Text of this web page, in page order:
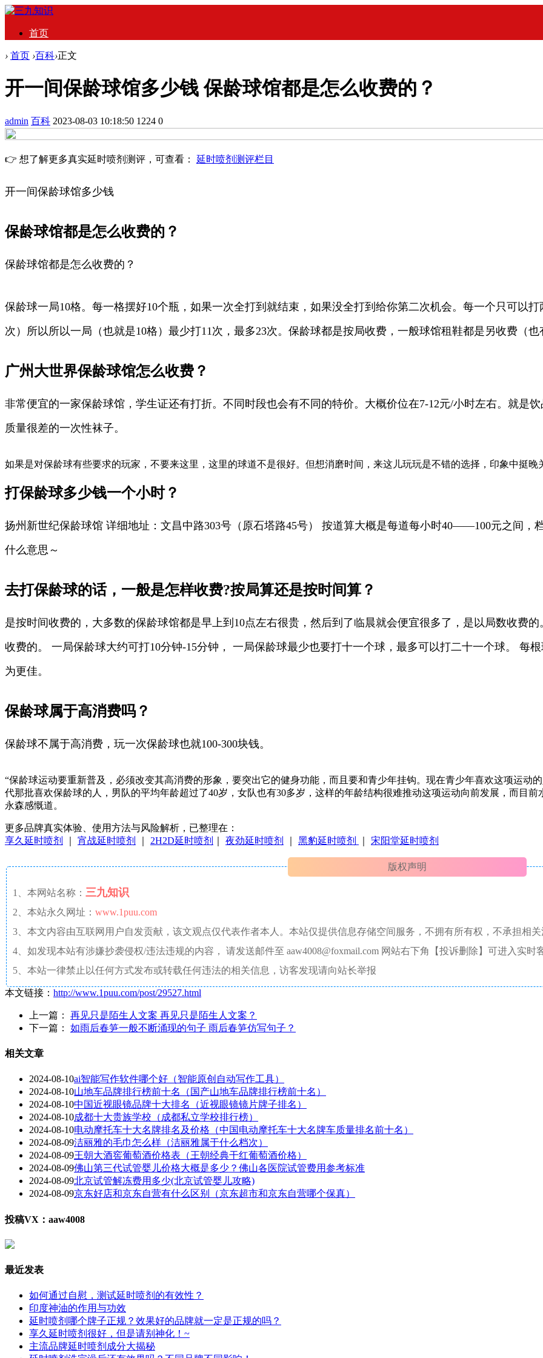
首页
› 首页 ›百科›正文
开一间保龄球馆多少钱 保龄球馆都是怎么收费的？
admin 百科 2023-08-03 10:18:50 1224 0
👉 想了解更多真实延时喷剂测评，可查看： 延时喷剂测评栏目
开一间保龄球馆多少钱
保龄球馆都是怎么收费的？
保龄球馆都是怎么收费的？
保龄球一局10格。每一格摆好10个瓶，如果一次全打到就结束，如果没全打到给你第二次机会。每一个只可以
次）所以所以一局（也就是10格）最少打11次，最多23次。保龄球都是按局收费，一般球馆租鞋都是另收费（
广州大世界保龄球馆怎么收费？
非常便宜的一家保龄球馆，学生证还有打折。不同时段也会有不同的特价。大概价位在7-12元/小时左右。就是
质量很差的一次性袜子。
如果是对保龄球有些要求的玩家，不要来这里，这里的球道不是很好。但想消磨时间，来这儿玩玩是不错的选择，印象中挺
打保龄球多少钱一个小时？
扬州新世纪保龄球馆 详细地址：文昌中路303号（原石塔路45号） 按道算大概是每道每小时40——100元之间，
什么意思～
去打保龄球的话，一般是怎样收费?按局算还是按时间算？
是按时间收费的，大多数的保龄球馆都是早上到10点左右很贵，然后到了临晨就会便宜很多了，是以局数收费
收费的。 一局保龄球大约可打10分钟-15分钟， 一局保龄球最少也要打十一个球，最多可以打二十一个球。 每
为更佳。
保龄球属于高消费吗？
保龄球不属于高消费，玩一次保龄球也就100-300块钱。
“保龄球运动要重新普及，必须改变其高消费的形象，要突出它的健身功能，而且要和青少年挂钩。现在青少年喜欢这项运动
代那批喜欢保龄球的人，男队的平均年龄超过了40岁，女队也有30多岁，这样的年龄结构很难推动这项运动向前发展，而目
永森感慨道。
更多品牌真实体验、使用方法与风险解析，已整理在：
享久延时喷剂
宵战延时喷剂 2H2D延时喷剂 夜劲延时喷剂 黑豹延时喷剂 宋阳堂延时喷剂
版权声明
1、本网站名称： 三九知识
2、本站永久网址： www.1puu.com
3、本文内容由互联网用户自发贡献，该文观点仅代表作者本人。本站仅提供信息存储空间服务，不拥有所有权，不承担相
4、如发现本站有涉嫌抄袭侵权/违法违规的内容， 请发送邮件至 aaw4008@foxmail.com 网站右下角【投诉删除】可进入实时
5、本站一律禁止以任何方式发布或转载任何违法的相关信息，访客发现请向站长举报
本文链接： http://www.1puu.com/post/29527.html
上一篇： 再见只是陌生人文案 再见只是陌生人文案？
下一篇： 如雨后春笋一般不断涌现的句子 雨后春笋仿写句子？
相关文章
2024-08-10ai智能写作软件哪个好（智能原创自动写作工具）
2024-08-10山地车品牌排行榜前十名（国产山地车品牌排行榜前十名）
2024-08-10中国近视眼镜品牌十大排名（近视眼镜镜片牌子排名）
2024-08-10成都十大贵族学校（成都私立学校排行榜）
2024-08-10电动摩托车十大名牌排名及价格（中国电动摩托车十大名牌车质量排名前十名）
2024-08-09洁丽雅的毛巾怎么样（洁丽雅属于什么档次）
2024-08-09王朝大酒窖葡萄酒价格表（王朝经典干红葡萄酒价格）
2024-08-09佛山第三代试管婴儿价格大概是多少？佛山各医院试管费用参考标准
2024-08-09北京试管解冻费用多少(北京试管婴儿攻略)
2024-08-09京东好店和京东自营有什么区别（京东超市和京东自营哪个保真）
投稿VX：aaw4008
最近发表
如何通过自慰，测试延时喷剂的有效性？
印度神油的作用与功效
延时喷剂哪个牌子正规？效果好的品牌就一定是正规的吗？
享久延时喷剂很好，但是请别神化！~
主流品牌延时喷剂成分大揭秘